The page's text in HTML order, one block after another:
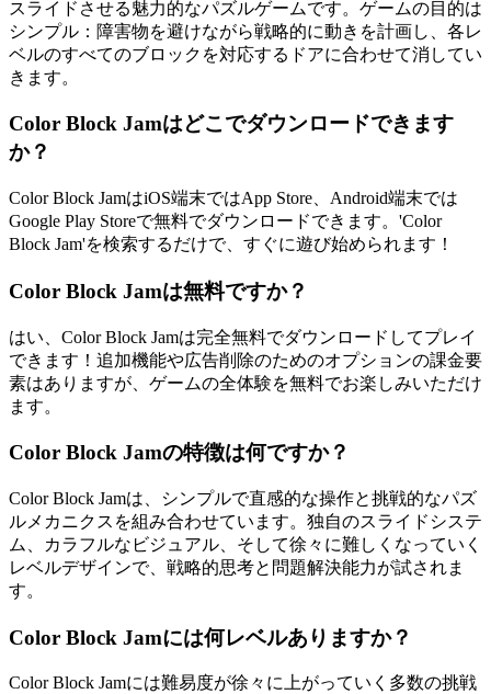
スライドさせる魅力的なパズルゲームです。ゲームの目的は
シンプル：障害物を避けながら戦略的に動きを計画し、各レ
ベルのすべてのブロックを対応するドアに合わせて消してい
きます。
Color Block Jamはどこでダウンロードできます
か？
Color Block JamはiOS端末ではApp Store、Android端末では
Google Play Storeで無料でダウンロードできます。'Color
Block Jam'を検索するだけで、すぐに遊び始められます！
Color Block Jamは無料ですか？
はい、Color Block Jamは完全無料でダウンロードしてプレイ
できます！追加機能や広告削除のためのオプションの課金要
素はありますが、ゲームの全体験を無料でお楽しみいただけ
ます。
Color Block Jamの特徴は何ですか？
Color Block Jamは、シンプルで直感的な操作と挑戦的なパズ
ルメカニクスを組み合わせています。独自のスライドシステ
ム、カラフルなビジュアル、そして徐々に難しくなっていく
レベルデザインで、戦略的思考と問題解決能力が試されま
す。
Color Block Jamには何レベルありますか？
Color Block Jamには難易度が徐々に上がっていく多数の挑戦